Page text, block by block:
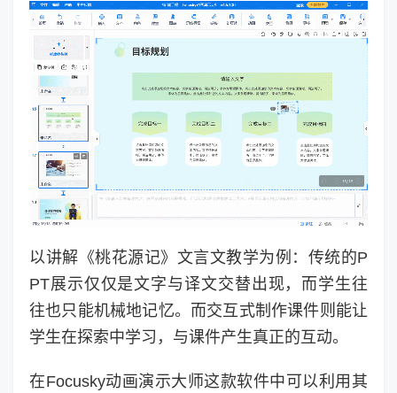
以讲解《桃花源记》文言文教学为例：传统的P
PT展示仅仅是文字与译文交替出现，而学生往
往也只能机械地记忆。而交互式制作课件则能让
学生在探索中学习，与课件产生真正的互动。
在Focusky动画演示大师这款软件中可以利用其